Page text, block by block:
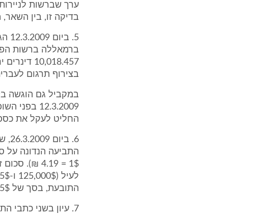
בדיקה זו, בין
בצירוף תרגום
12.3.2009
החליט לעקל את
6.
1$ = 4.19
התובעת, בסך של 309.75$).
7. עיון בשני